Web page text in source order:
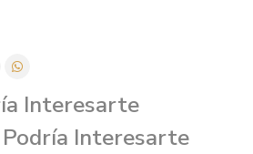
Interesarte
Interesarte